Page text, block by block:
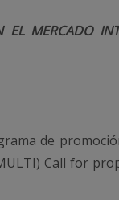
EL MERCADO
de
Call for